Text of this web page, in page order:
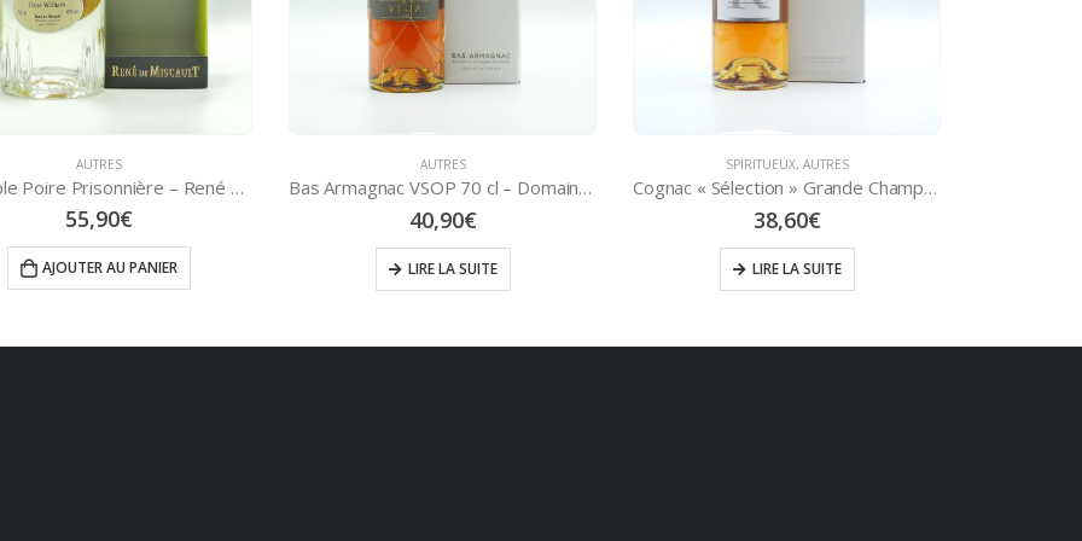
AUTRES
40,90
LIRE LA SUITE
SPIRITUEUX
38,60
LIRE LA SUITE
AUTRES
17,90
AJOUTER AU PANIER